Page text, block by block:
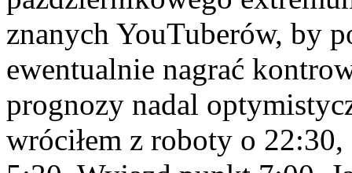
znanych YouTuberów, by
ewentualnie nagrać
prognozy nadal
wróciłem z roboty o 22:30,